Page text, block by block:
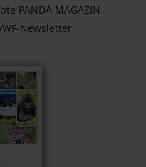
PANDA MAGAZIN
Newsletter.